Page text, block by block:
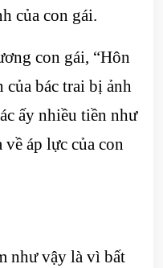
của con gái.
con gái, “Hôn
của bác trai bị ảnh
ấy nhiều tiền như
áp lực của con
như vậy là vì bất